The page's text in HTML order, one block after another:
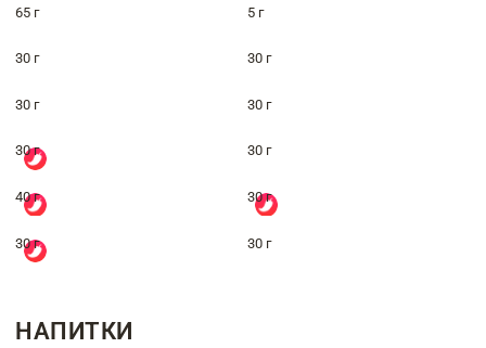
65 г 5 г
30 г 30 г
30 г 30 г
30 г 30 г
40 г 30 г
30 г 30 г
НАПИТКИ